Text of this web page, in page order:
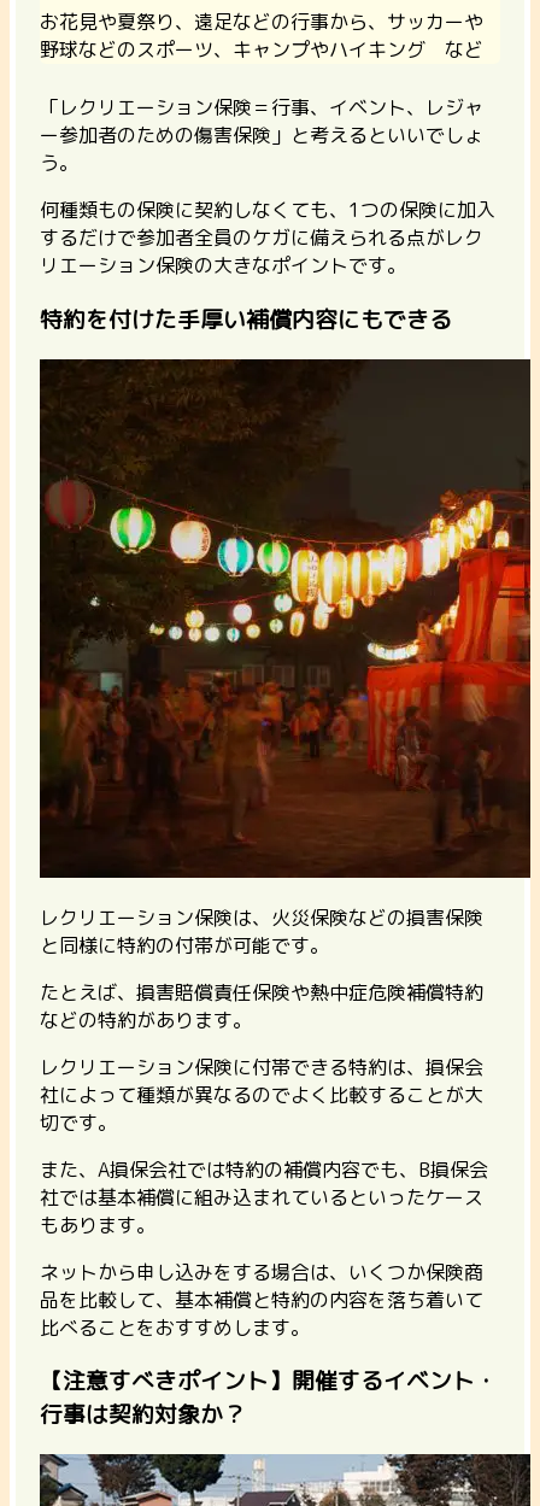
お花見や夏祭り、遠足などの行事から、サッカーや
野球などのスポーツ、キャンプやハイキング など
「レクリエーション保険＝行事、イベント、レジャ
ー参加者のための傷害保険」と考えるといいでしょ
う。
何種類もの保険に契約しなくても、1つの保険に加入
するだけで参加者全員のケガに備えられる点がレク
リエーション保険の大きなポイントです。
特約を付けた手厚い補償内容にもできる
レクリエーション保険は、火災保険などの損害保険
と同様に特約の付帯が可能です。
たとえば、 損害賠償責任保険や熱中症危険補償特約
などの特約があります。
レクリエーション保険に付帯できる特約は、損保会
社によって種類が異なるのでよく比較することが大
切です。
また、A損保会社では特約の補償内容でも、B損保会
社では基本補償に組み込まれているといったケース
もあります。
ネットから申し込みをする場合は、いくつか保険商
品を比較して、基本補償と特約の内容を落ち着いて
比べることをおすすめします。
【注意すべきポイント】開催するイベント・
行事は契約対象か？